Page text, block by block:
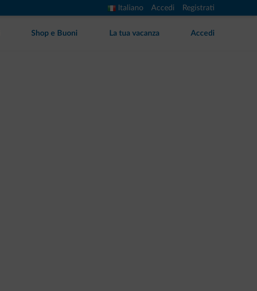
Italiano Accedi Registrati
Shop e Buoni La tua vacanza Accedi